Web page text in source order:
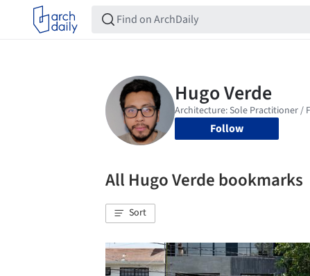
Follow
All Hugo Verde bookmarks
Sort